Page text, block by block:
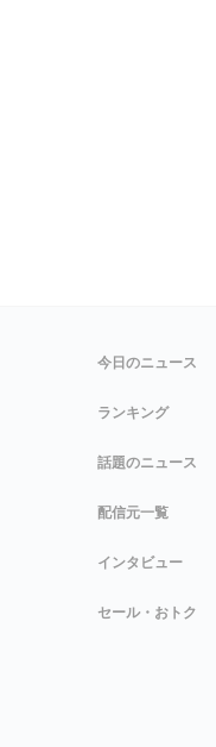
今日のニュース
ランキング
話題のニュース
配信元一覧
インタビュー
セール・おトク